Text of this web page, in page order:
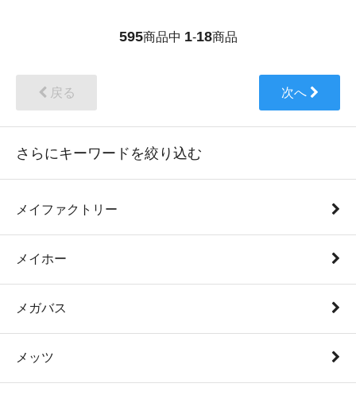
595商品中 1-18商品
戻る 次へ
さらにキーワードを絞り込む
メイファクトリー
メイホー
メガバス
メッツ